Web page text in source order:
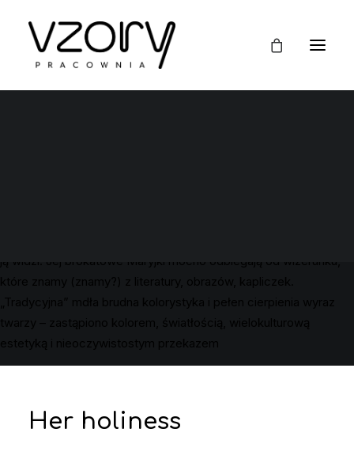
ją widzi. Jej brokatowe Maryjki mocno odbiegają od wizerunku,
które znamy (znamy?) z literatury, obrazów, kapliczek.
„Tradycyjna” mdła brudna kolorystyka i pełen cierpienia wyraz
twarzy – zastąpiono kolorem, światłością, wielokulturową
estetyką i nieoczywistostym przekazem
Her holiness